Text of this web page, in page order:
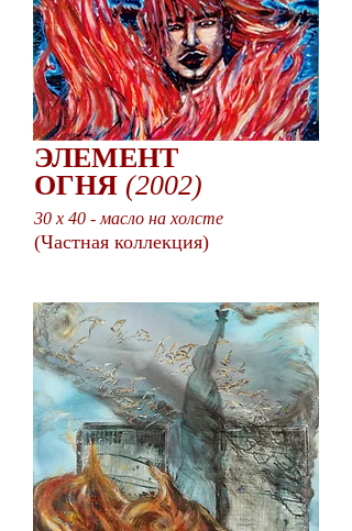
ЭЛЕМЕНТ
ОГНЯ (2002)
30 x 40 - масло на холсте
(Частная коллекция)